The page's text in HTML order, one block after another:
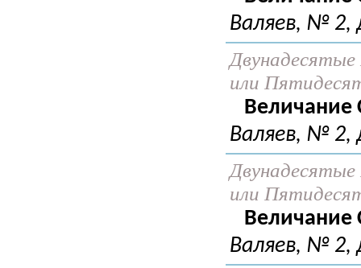
Валяев, № 2,
или
Величание
Валяев, № 2,
или
Величание
Валяев, № 2,